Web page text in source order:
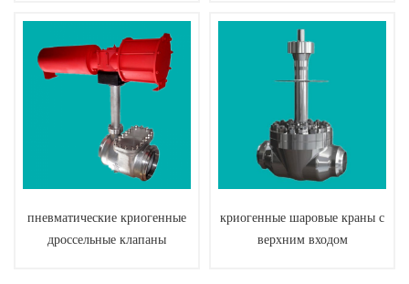
пневматические криогенные
дроссельные клапаны
криогенные шаровые краны с
верхним входом